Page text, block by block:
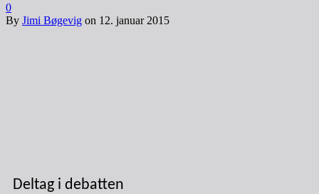
0
By Jimi Bøgevig on 12. januar 2015
Deltag i debatten